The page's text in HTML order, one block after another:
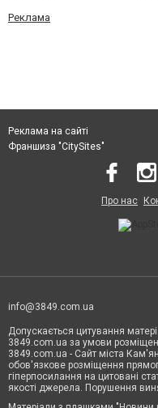
Реклама
Реклама на сайті
Франшиза "CitySites"
Про нас
info@3849.com.ua
Допускається цитування
3849.com.ua за умови
3849.com.ua - Сайт міста
обов'язкове розміщення
гіперпосилання на цитовані
якості джерела. Порушення